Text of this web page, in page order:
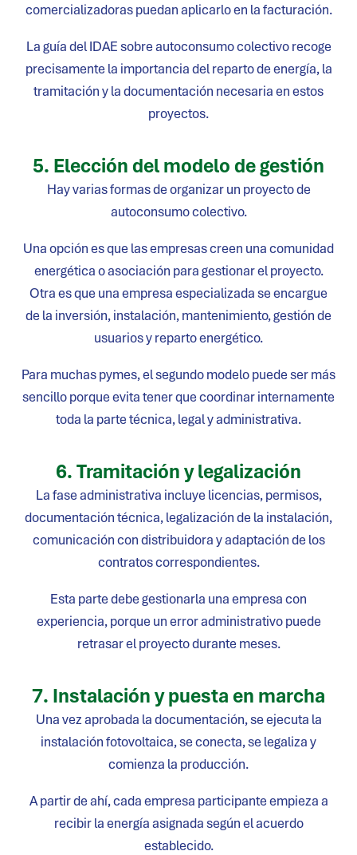
comercializadoras puedan aplicarlo en la facturación.
La guía del IDAE sobre autoconsumo colectivo recoge
precisamente la importancia del reparto de energía, la
tramitación y la documentación necesaria en estos
proyectos.
5. Elección del modelo de gestión
Hay varias formas de organizar un proyecto de
autoconsumo colectivo.
Una opción es que las empresas creen una comunidad
energética o asociación para gestionar el proyecto.
Otra es que una empresa especializada se encargue
de la inversión, instalación, mantenimiento, gestión de
usuarios y reparto energético.
Para muchas pymes, el segundo modelo puede ser más
sencillo porque evita tener que coordinar internamente
toda la parte técnica, legal y administrativa.
6. Tramitación y legalización
La fase administrativa incluye licencias, permisos,
documentación técnica, legalización de la instalación,
comunicación con distribuidora y adaptación de los
contratos correspondientes.
Esta parte debe gestionarla una empresa con
experiencia, porque un error administrativo puede
retrasar el proyecto durante meses.
7. Instalación y puesta en marcha
Una vez aprobada la documentación, se ejecuta la
instalación fotovoltaica, se conecta, se legaliza y
comienza la producción.
A partir de ahí, cada empresa participante empieza a
recibir la energía asignada según el acuerdo
establecido.